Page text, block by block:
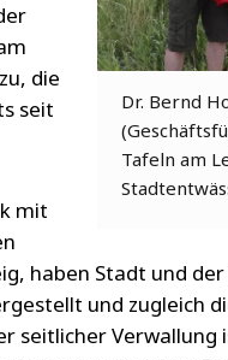
Dr. Bernd
Tafeln am
die
seit
mit
haben Stadt und
und zugleich
seitlicher Verwallung